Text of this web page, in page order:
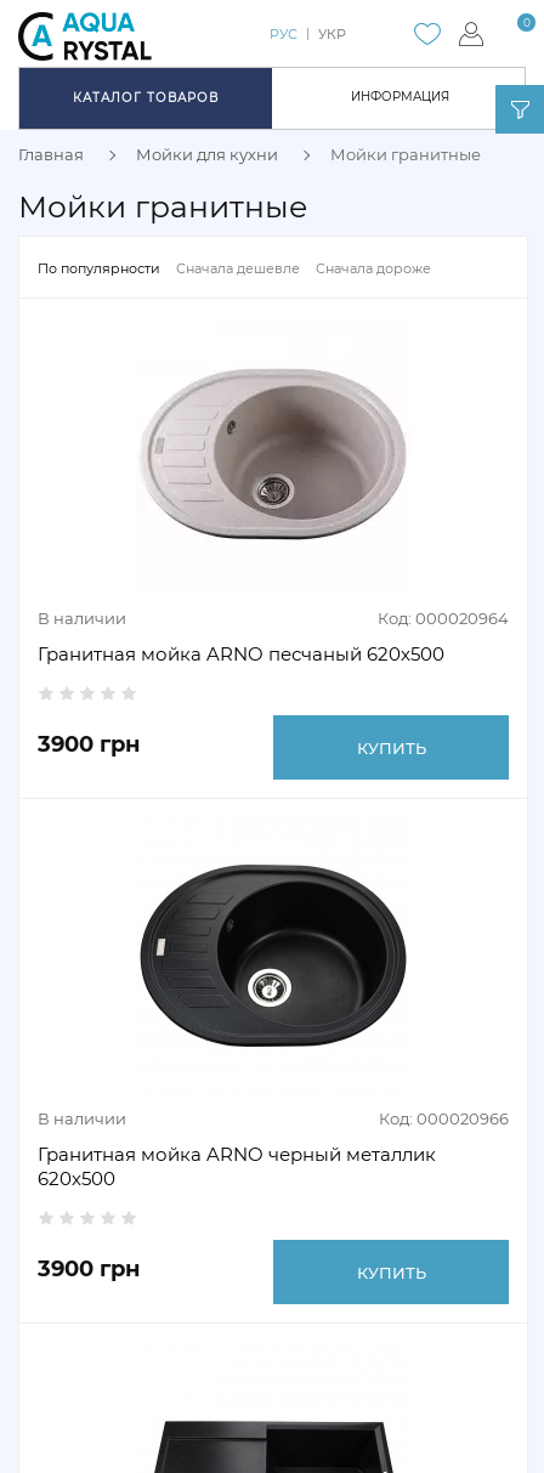
ИНФОРМАЦИЯ
0
РУС УКР
КАТАЛОГ ТОВАРОВ
Главная Мойки для кухни Мойки гранитные
Мойки гранитные
По популярности Сначала дешевле Сначала дороже
В наличии Код: 000020964
Гранитная мойка ARNO песчаный 620х500
3900 грн КУПИТЬ
В наличии Код: 000020966
Гранитная мойка ARNO черный металлик
620х500
3900 грн КУПИТЬ